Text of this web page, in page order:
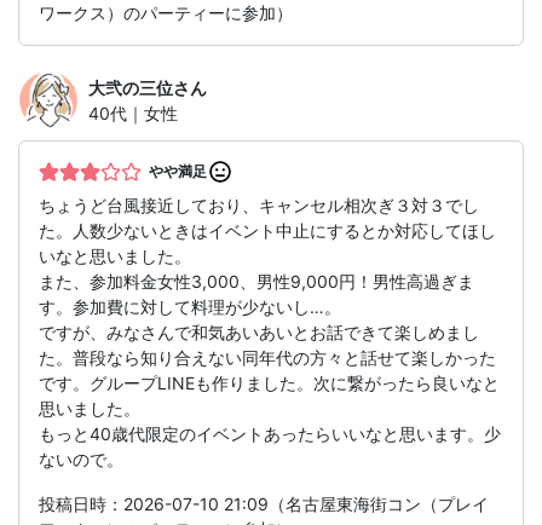
ワークス）のパーティーに参加）
大弐の三位さん
40代｜女性
やや満足
ちょうど台風接近しており、キャンセル相次ぎ３対３でし
た。人数少ないときはイベント中止にするとか対応してほし
いなと思いました。
また、参加料金女性3,000、男性9,000円！男性高過ぎま
す。参加費に対して料理が少ないし…。
ですが、みなさんで和気あいあいとお話できて楽しめまし
た。普段なら知り合えない同年代の方々と話せて楽しかった
です。グループLINEも作りました。次に繋がったら良いなと
思いました。
もっと40歳代限定のイベントあったらいいなと思います。少
ないので。
投稿日時：2026-07-10 21:09（名古屋東海街コン（プレイ